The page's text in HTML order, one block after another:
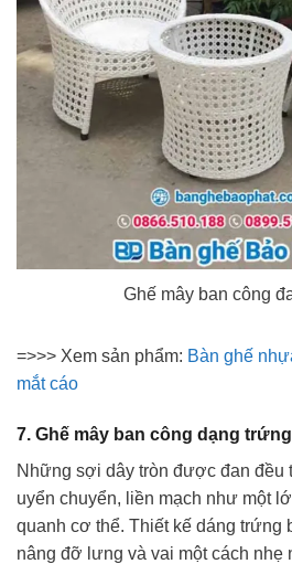
Ghế mây ban công
=>>> Xem sản phẩm: Bàn ghế
mắt cáo
7. Ghế mây ban công dạng
Những sợi dây tròn được đan đều
uyển chuyển, liền mạch như một
quanh cơ thể. Thiết kế dáng trứng
nâng đỡ lưng và vai một cách nhẹ